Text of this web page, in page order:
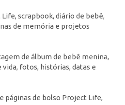
scrapbook, diário de bebê,
de memória e projetos
de álbum de bebê menina,
fotos, histórias, datas e
páginas de bolso Project Life,